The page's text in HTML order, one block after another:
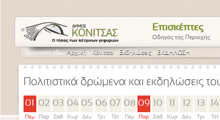
Επισκέπτες
Οδηγός της Περιοχής
Βρίσκεστε εδώ:Αρχική » Κόνιτσα » Εκδηλώσεις » ΕΚΔΗΛΩΣΗ
Πολιτιστικά δρώμενα και εκδηλώσεις
01
Πεμ
02
Παρ
03
Σαβ
04
Κυρ
05
Δευ
06
Τρι
07
Τετ
08
Πεμ
09
Παρ
10
Σαβ Κυρ
12
Δευ
13
Τρι
14
Τετ